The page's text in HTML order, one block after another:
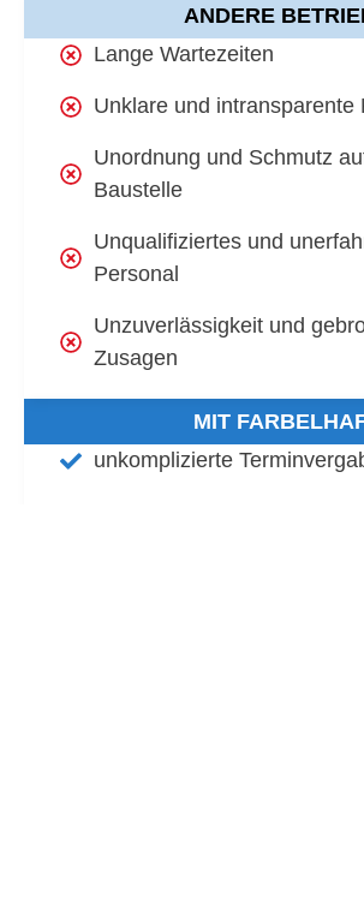
MIT
unkomplizierte
ANDERE
Lange Wartezeiten
Unklare und intransparente
Unordnung und Schmutz
Baustelle
Unqualifiziertes und
Personal
Unzuverlässigkeit und
Zusagen